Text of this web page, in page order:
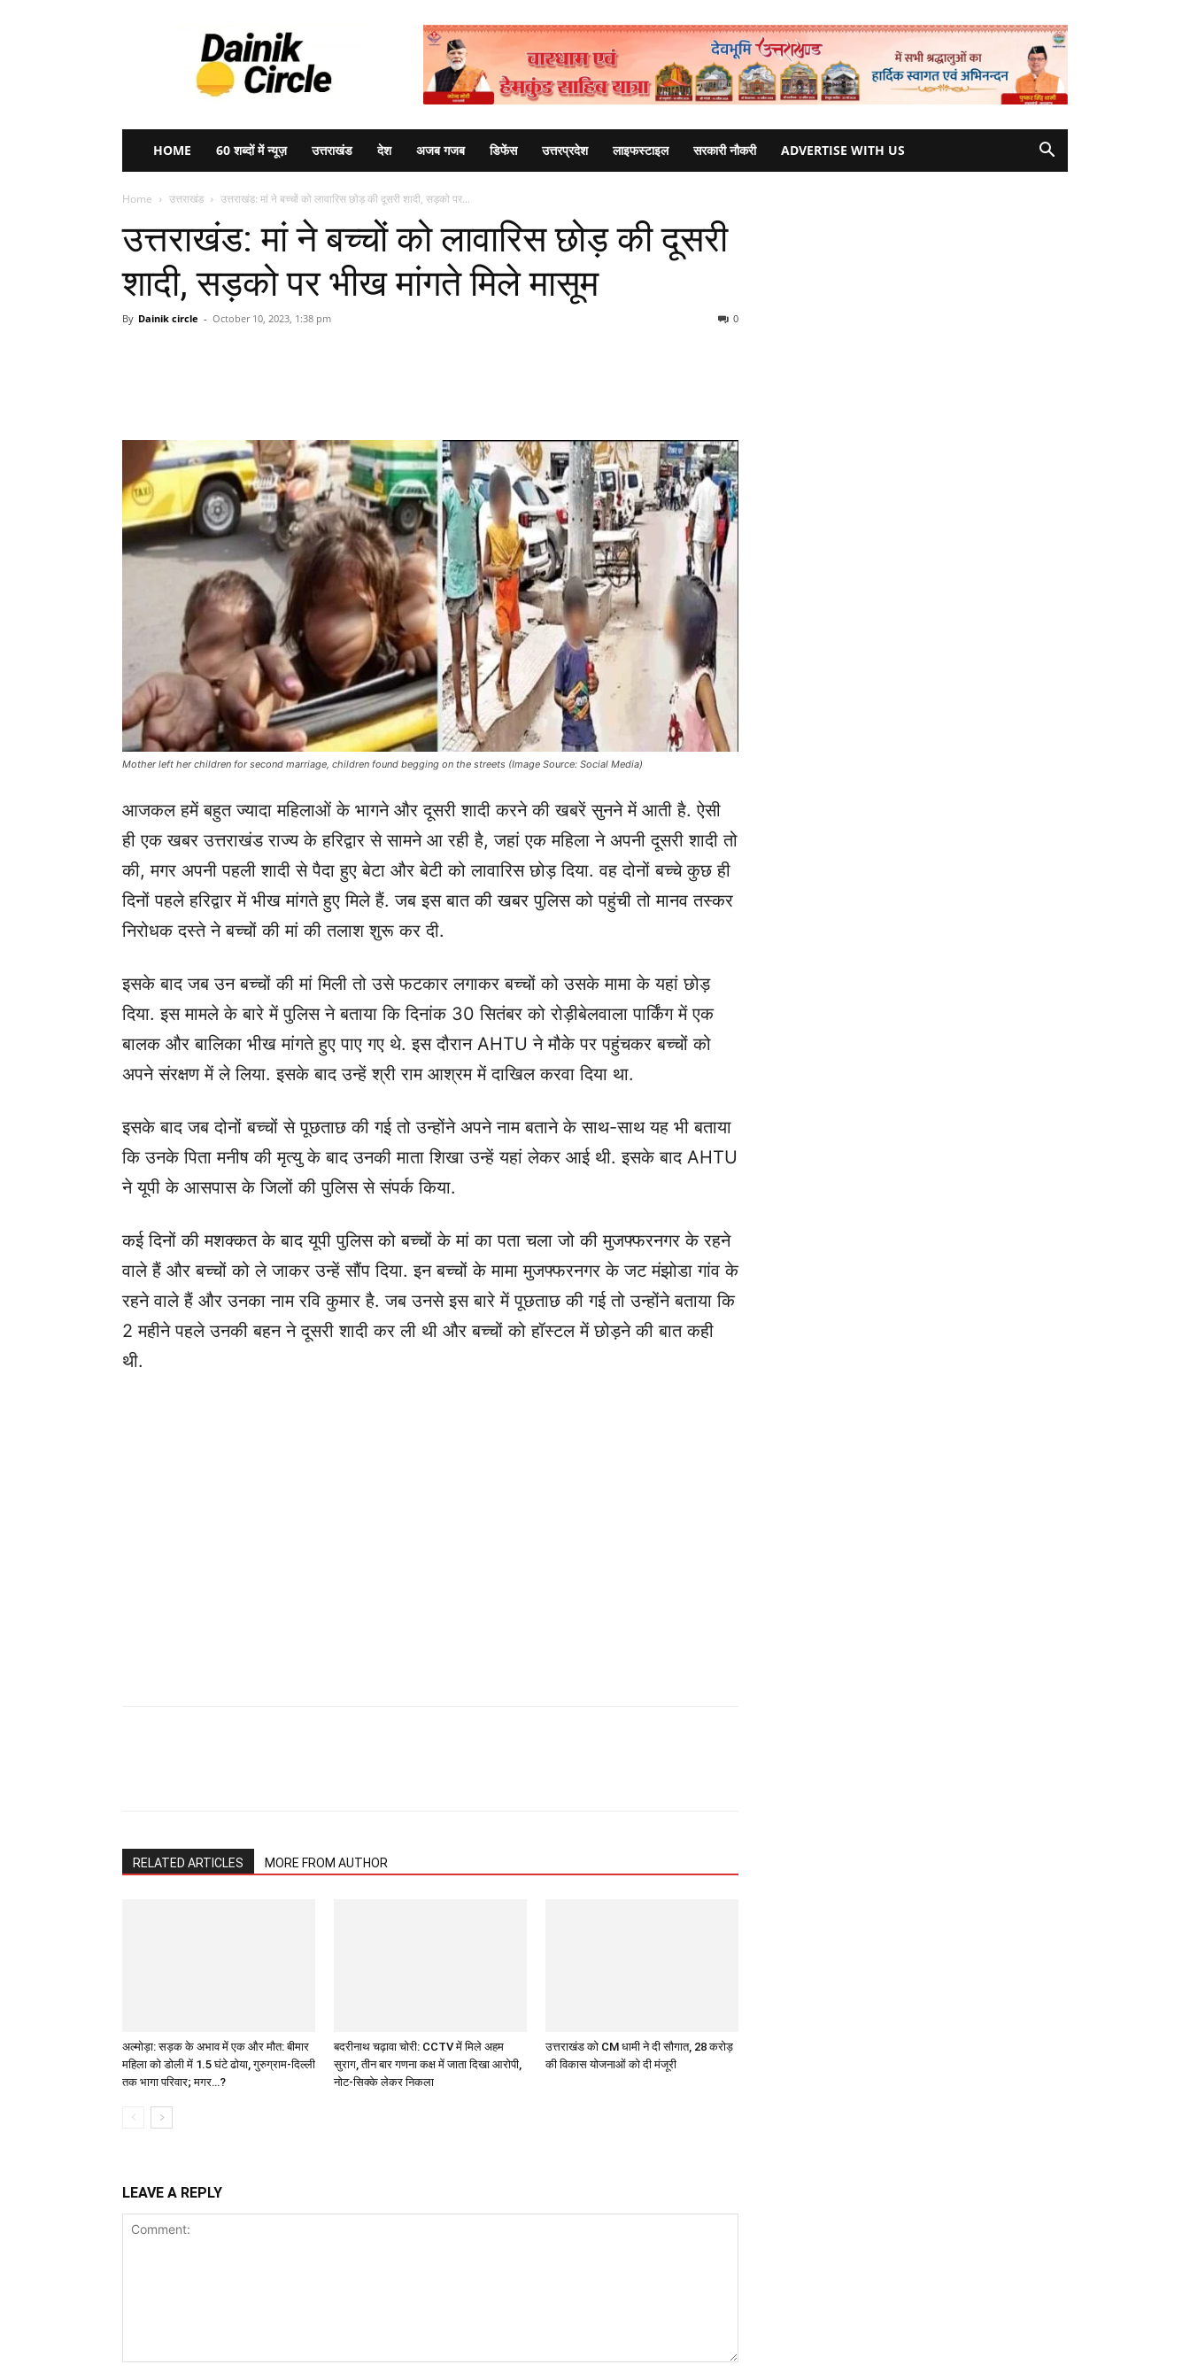
HOME 60 शब्दों में न्यूज़ उत्तराखंड देश अजब गजब डिफेंस उत्तरप्रदेश लाइफस्टाइल सरकारी नौकरी ADVERTISE WITH US
Home उत्तराखंड उत्तराखंड: मां ने बच्चों को लावारिस छोड़ की दूसरी शादी, सड़को पर...
उत्तराखंड: मां ने बच्चों को लावारिस छोड़ की दूसरी
शादी, सड़को पर भीख मांगते मिले मासूम
By Dainik circle - October 10, 2023, 1:38 pm 0
Mother left her children for second marriage, children found begging on the streets (Image Source: Social Media)
आजकल हमें बहुत ज्यादा महिलाओं के भागने और दूसरी शादी करने की खबरें सुनने में आती है. ऐसी
ही एक खबर उत्तराखंड राज्य के हरिद्वार से सामने आ रही है, जहां एक महिला ने अपनी दूसरी शादी तो
की, मगर अपनी पहली शादी से पैदा हुए बेटा और बेटी को लावारिस छोड़ दिया. वह दोनों बच्चे कुछ ही
दिनों पहले हरिद्वार में भीख मांगते हुए मिले हैं. जब इस बात की खबर पुलिस को पहुंची तो मानव तस्कर
निरोधक दस्ते ने बच्चों की मां की तलाश शुरू कर दी.
इसके बाद जब उन बच्चों की मां मिली तो उसे फटकार लगाकर बच्चों को उसके मामा के यहां छोड़
दिया. इस मामले के बारे में पुलिस ने बताया कि दिनांक 30 सितंबर को रोड़ीबेलवाला पार्किंग में एक
बालक और बालिका भीख मांगते हुए पाए गए थे. इस दौरान AHTU ने मौके पर पहुंचकर बच्चों को
अपने संरक्षण में ले लिया. इसके बाद उन्हें श्री राम आश्रम में दाखिल करवा दिया था.
इसके बाद जब दोनों बच्चों से पूछताछ की गई तो उन्होंने अपने नाम बताने के साथ-साथ यह भी बताया
कि उनके पिता मनीष की मृत्यु के बाद उनकी माता शिखा उन्हें यहां लेकर आई थी. इसके बाद AHTU
ने यूपी के आसपास के जिलों की पुलिस से संपर्क किया.
कई दिनों की मशक्कत के बाद यूपी पुलिस को बच्चों के मां का पता चला जो की मुजफ्फरनगर के रहने
वाले हैं और बच्चों को ले जाकर उन्हें सौंप दिया. इन बच्चों के मामा मुजफ्फरनगर के जट मंझोडा गांव के
रहने वाले हैं और उनका नाम रवि कुमार है. जब उनसे इस बारे में पूछताछ की गई तो उन्होंने बताया कि
2 महीने पहले उनकी बहन ने दूसरी शादी कर ली थी और बच्चों को हॉस्टल में छोड़ने की बात कही
थी.
RELATED ARTICLES MORE FROM AUTHOR
अल्मोड़ा: सड़क के अभाव में एक और मौत: बीमार
महिला को डोली में 1.5 घंटे ढोया, गुरुग्राम-दिल्ली
तक भागा परिवार; मगर…?
बदरीनाथ चढ़ावा चोरी: CCTV में मिले अहम
सुराग, तीन बार गणना कक्ष में जाता दिखा आरोपी,
नोट-सिक्के लेकर निकला
उत्तराखंड को CM धामी ने दी सौगात, 28 करोड़
की विकास योजनाओं को दी मंजूरी
LEAVE A REPLY